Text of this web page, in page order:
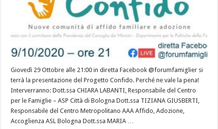
Giovedì 29 Ottobre alle 21:00 in diretta Facebook @forumfamiglier si
terrà la presentazione del Progetto Confido. Perché ne vale la pena!
Interverranno: Dott.ssa CHIARA LABANTI, Responsabile del Centro
per le Famiglie – ASP Città di Bologna Dott.ssa TIZIANA GIUSBERTI,
Responsabile del Centro Metropolitano AAA Affido, Adozione,
Accoglienza ASL Bologna Dott.ssa MARIA …